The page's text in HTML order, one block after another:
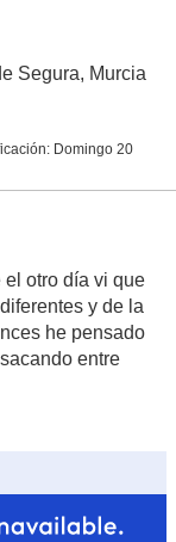
Segura, Murcia
: Domingo 20
el otro día vi que
y de la
he pensado
entre